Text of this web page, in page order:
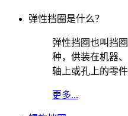
弹性挡圈是什么？
弹性挡圈也叫挡
种，供装在机器
轴上或孔上的零
更多...